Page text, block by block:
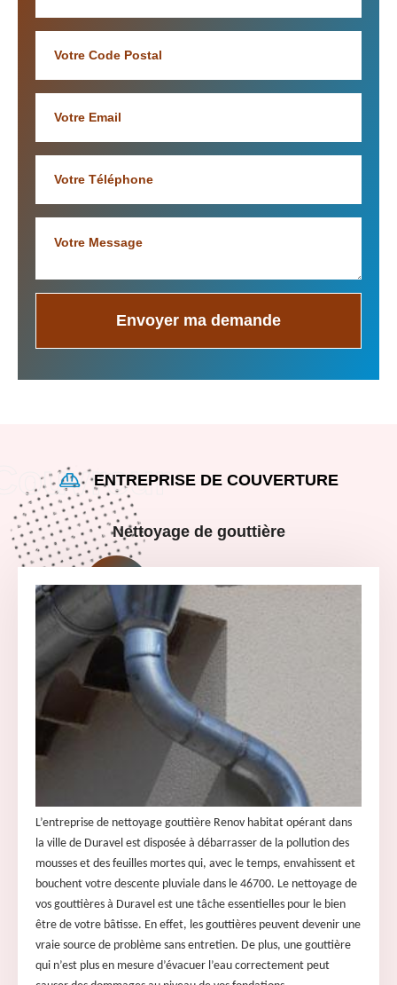
ENTREPRISE DE COUVERTURE
Nettoyage de gouttière
L’entreprise de nettoyage gouttière Renov habitat opérant dans
la ville de Duravel est disposée à débarrasser de la pollution des
mousses et des feuilles mortes qui, avec le temps, envahissent et
bouchent votre descente pluviale dans le 46700. Le nettoyage de
vos gouttières à Duravel est une tâche essentielles pour le bien
être de votre bâtisse. En effet, les gouttières peuvent devenir une
vraie source de problème sans entretien. De plus, une gouttière
qui n’est plus en mesure d’évacuer l’eau correctement peut